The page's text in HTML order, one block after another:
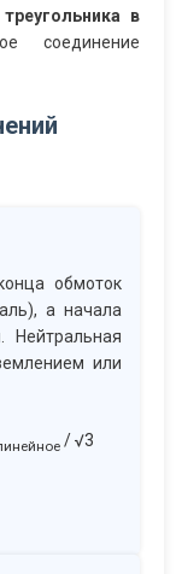
в
соединение
обмоток
а начала
или
/ √3